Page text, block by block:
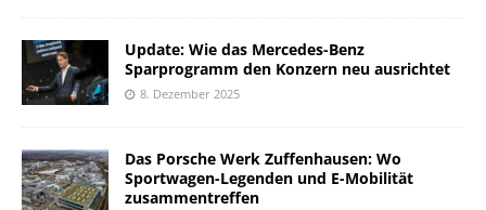
Update: Wie das Mercedes-Benz
Sparprogramm den Konzern neu ausrichtet
8. Dezember 2025
Das Porsche Werk Zuffenhausen: Wo
Sportwagen-Legenden und E-Mobilität
zusammentreffen